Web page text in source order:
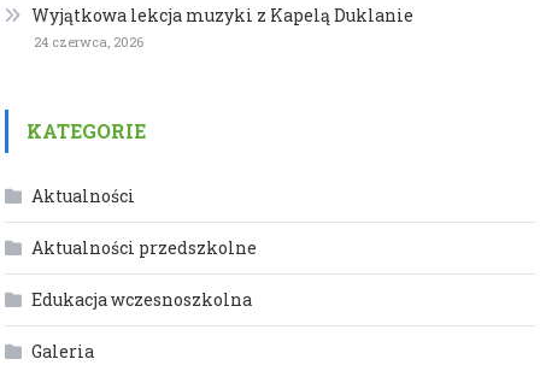
Wyjątkowa lekcja muzyki z Kapelą Duklanie
24 czerwca, 2026
KATEGORIE
Aktualności
Aktualności przedszkolne
Edukacja wczesnoszkolna
Galeria